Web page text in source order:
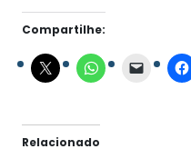
Compartilhe:
Relacionado